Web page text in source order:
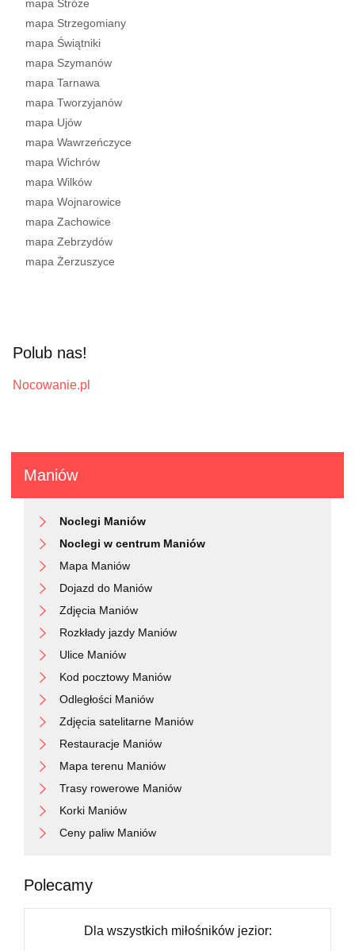
mapa Stróże
mapa Strzegomiany
mapa Świątniki
mapa Szymanów
mapa Tarnawa
mapa Tworzyjanów
mapa Ujów
mapa Wawrzeńczyce
mapa Wichrów
mapa Wilków
mapa Wojnarowice
mapa Zachowice
mapa Zebrzydów
mapa Żerzuszyce
Polub nas!
Nocowanie.pl
Maniów
Noclegi Maniów
Noclegi w centrum Maniów
Mapa Maniów
Dojazd do Maniów
Zdjęcia Maniów
Rozkłady jazdy Maniów
Ulice Maniów
Kod pocztowy Maniów
Odległości Maniów
Zdjęcia satelitarne Maniów
Restauracje Maniów
Mapa terenu Maniów
Trasy rowerowe Maniów
Korki Maniów
Ceny paliw Maniów
Polecamy
Dla wszystkich miłośników jezior: